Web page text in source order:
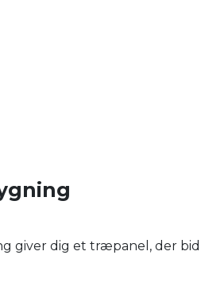
giver dig et træpanel, der